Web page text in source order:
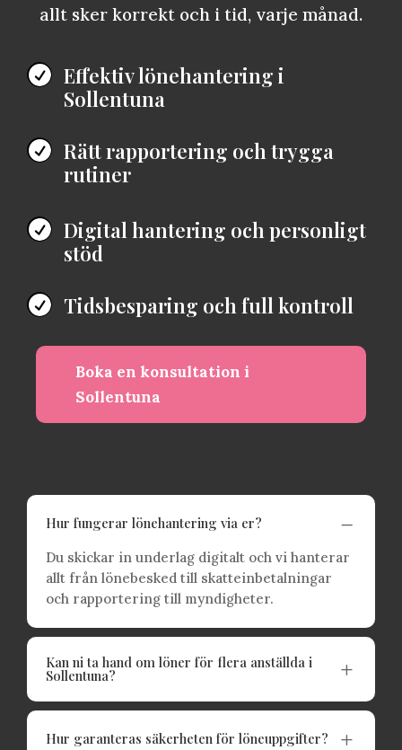
allt sker korrekt och i tid, varje månad.
 Effektiv lönehantering i
Sollentuna
 Rätt rapportering och trygga
rutiner
 Digital hantering och personligt
stöd
 Tidsbesparing och full kontroll
Boka en konsultation i
Sollentuna
Hur fungerar lönehantering via er? K
Du skickar in underlag digitalt och vi hanterar
allt från lönebesked till skatteinbetalningar
och rapportering till myndigheter.
Kan ni ta hand om löner för flera anställda i
Sollentuna? L
Hur garanteras säkerheten för löneuppgifter? L